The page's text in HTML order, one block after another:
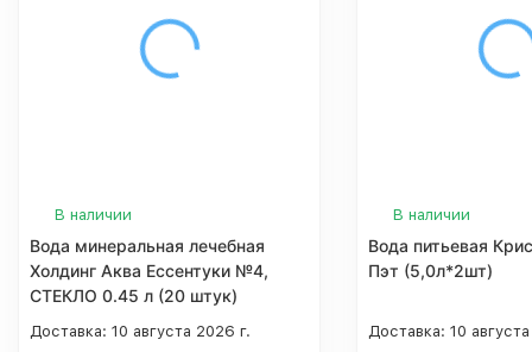
В наличии
Вода минеральная лечебная
Холдинг Аква Ессентуки №4,
СТЕКЛО 0.45 л (20 штук)
Доставка: 10 августа 2026 г.
В наличии
Вода питьевая
Пэт (5,0л*2шт)
Доставка: 10